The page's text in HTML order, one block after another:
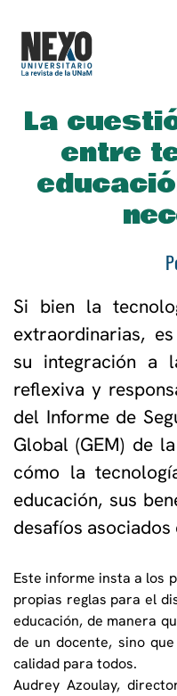
Skip to main content
La
entre
Si bien la
extraordinarias,
su integración a
reflexiva y
del Informe de
Global (GEM) de
cómo la
educación, sus
desafíos asociados
Este informe insta a los
propias reglas para el
educación, de manera
de un docente, sino
calidad para todos.
Audrey Azoulay,